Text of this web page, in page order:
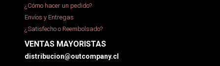
¿Cómo hacer un pedido?
Envíos y Entregas
¿Satisfecho o Reembolsado?
VENTAS MAYORISTAS
distribucion@outcompany.cl